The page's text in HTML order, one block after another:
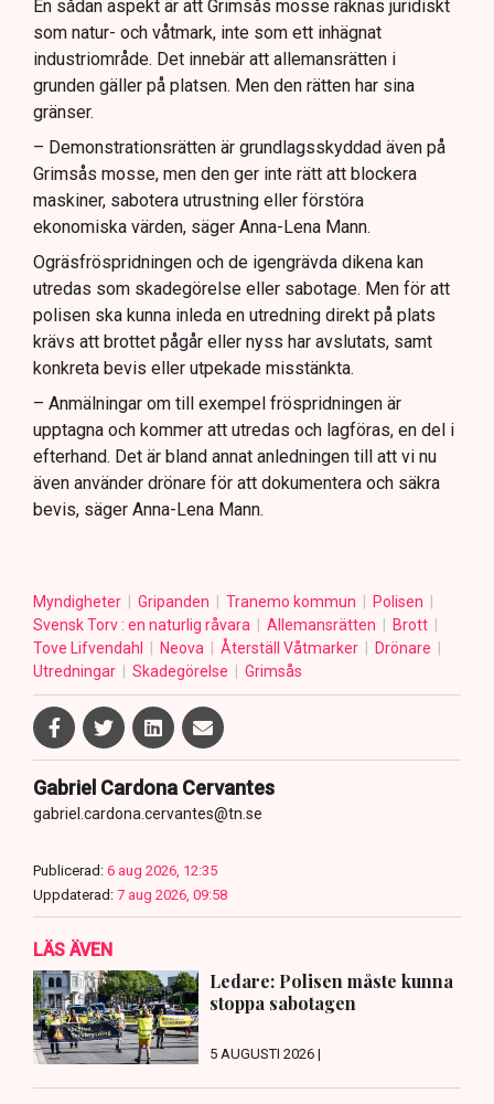
En sådan aspekt är att Grimsås mosse räknas juridiskt
som natur- och våtmark, inte som ett inhägnat
industriområde. Det innebär att allemansrätten i
grunden gäller på platsen. Men den rätten har sina
gränser.
– Demonstrationsrätten är grundlagsskyddad även på
Grimsås mosse, men den ger inte rätt att blockera
maskiner, sabotera utrustning eller förstöra
ekonomiska värden, säger Anna-Lena Mann.
Ogräsfröspridningen och de igengrävda dikena kan
utredas som skadegörelse eller sabotage. Men för att
polisen ska kunna inleda en utredning direkt på plats
krävs att brottet pågår eller nyss har avslutats, samt
konkreta bevis eller utpekade misstänkta.
– Anmälningar om till exempel fröspridningen är
upptagna och kommer att utredas och lagföras, en del i
efterhand. Det är bland annat anledningen till att vi nu
även använder drönare för att dokumentera och säkra
bevis, säger Anna-Lena Mann.
Myndigheter Gripanden Tranemo kommun
Polisen
Svensk Torv : en naturlig råvara
Allemansrätten
Brott
Tove Lifvendahl
Neova Återställ Våtmarker
Drönare
Utredningar
Skadegörelse Grimsås
Gabriel Cardona Cervantes
gabriel.cardona.cervantes@tn.se
Publicerad: 6 aug 2026, 12:35
Uppdaterad: 7 aug 2026, 09:58
LÄS ÄVEN
Ledare: Polisen måste kunna
stoppa sabotagen
5 AUGUSTI 2026 |